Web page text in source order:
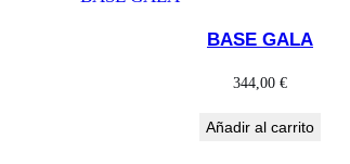
BASE GALA
344,00 €
Añadir al carrito